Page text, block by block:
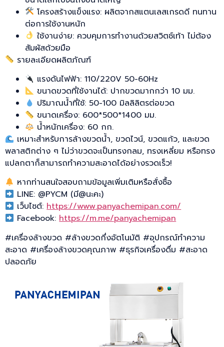
โครงสร้างแข็งแรง: ผลิตจากสแตนเลสเกรดดี ทนทาน
ต่อการใช้งานหนัก
ใช้งานง่าย: ควบคุมการทำงานด้วยสวิตช์เท้า ไม่ต้อง
สัมผัสด้วยมือ
รายละเอียดผลิตภัณฑ์
แรงดันไฟฟ้า: 110/220V 50-60Hz
ขนาดขวดที่ใช้งานได้: ปากขวดมากกว่า 10 มม.
ปริมาณน้ำที่ใช้: 50-100 มิลลิลิตรต่อขวด
ขนาดเครื่อง: 600*500*1400 มม.
น้ำหนักเครื่อง: 60 กก.
เหมาะสำหรับการล้างขวดน้ำ, ขวดไวน์, ขวดแก้ว, และขวด
พลาสติกต่าง ๆ ไม่ว่าขวดจะเป็นทรงกลม, ทรงเหลี่ยม หรือทรง
แปลกตาก็สามารถทำความสะอาดได้อย่างรวดเร็ว!
หากท่านสนใจสอบถามข้อมูลเพิ่มเติมหรือสั่งซื้อ
LINE: @PYCM (มี@นะคะ)
เว็บไซต์:https://www.panyachemipan.com/
Facebook:https://m.me/panyachemipan
#เครื่องล้างขวด #ล้างขวดกึ่งอัตโนมัติ #อุปกรณ์ทำความ
สะอาด #เครื่องล้างขวดคุณภาพ #ธุรกิจเครื่องดื่ม #สะอาด
ปลอดภัย